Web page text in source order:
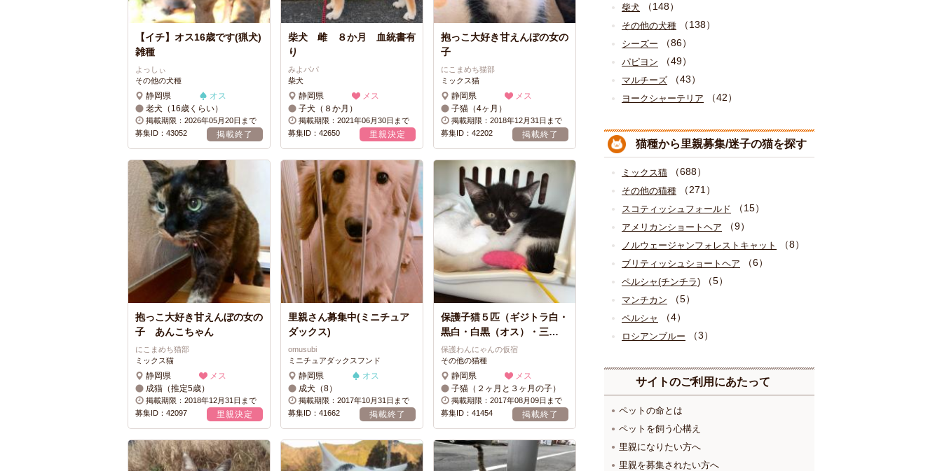
【イチ】オス16歳です(猟犬)
雑種
よっしぃ
その他の犬種
静岡県
オス
老犬（16歳くらい）
掲載期限：2026年05月20日まで
募集ID：43052
掲載終了
柴犬 雌 ８か月 血統書有
り
みよパパ
柴犬
静岡県
メス
子犬（８か月）
掲載期限：2021年06月30日まで
募集ID：42650
里親決定
抱っこ大好き甘えんぼの女の
子
にこまめち猫部
ミックス猫
静岡県
メス
子猫（4ヶ月）
掲載期限：2018年12月31日まで
募集ID：42202
掲載終了
抱っこ大好き甘えんぼの女の
子 あんこちゃん
にこまめち猫部
ミックス猫
静岡県
メス
成猫（推定5歳）
掲載期限：2018年12月31日まで
募集ID：42097
里親決定
里親さん募集中(ミニチュア
ダックス)
omusubi
ミニチュアダックスフンド
静岡県
オス
成犬（8）
掲載期限：2017年10月31日まで
募集ID：41662
掲載終了
保護子猫５匹（ギジトラ白・
黒白・白黒（オス）・三…
保護わんにゃんの仮宿
その他の猫種
静岡県
メス
子猫（２ヶ月と３ヶ月の子）
掲載期限：2017年08月09日まで
募集ID：41454
掲載終了
柴犬 （148）
その他の犬種 （138）
シーズー （86）
パピヨン （49）
マルチーズ （43）
ヨークシャーテリア （42）
猫種から里親募集/迷子の猫を探す
ミックス猫 （688）
その他の猫種 （271）
スコティッシュフォールド （15）
アメリカンショートヘア （9）
ノルウェージャンフォレストキャット （8）
ブリティッシュショートヘア （6）
ペルシャ(チンチラ) （5）
マンチカン （5）
ペルシャ （4）
ロシアンブルー （3）
サイトのご利用にあたって
ペットの命とは
ペットを飼う心構え
里親になりたい方へ
里親を募集されたい方へ